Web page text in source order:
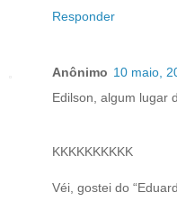
Responder
Anônimo 10 maio,
Edilson, algum lugar
KKKKKKKKKK
Véi, gostei do